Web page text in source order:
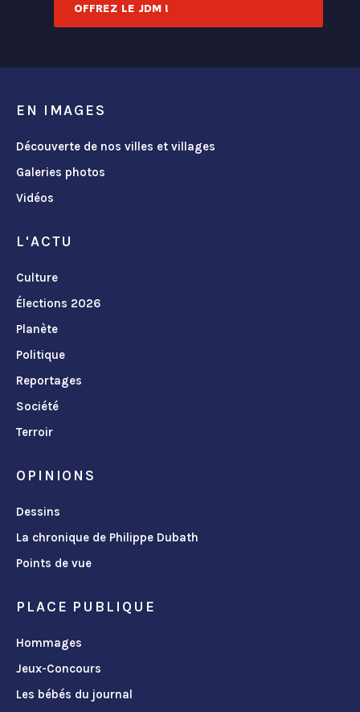
OFFREZ LE JDM !
EN IMAGES
Découverte de nos villes et villages
Galeries photos
Vidéos
L'ACTU
Culture
Élections 2026
Planète
Politique
Reportages
Société
Terroir
OPINIONS
Dessins
La chronique de Philippe Dubath
Points de vue
PLACE PUBLIQUE
Hommages
Jeux-Concours
Les bébés du journal